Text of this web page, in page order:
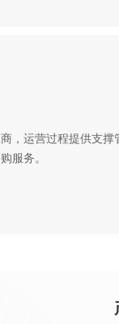
，运营过程提供支撑
服务。